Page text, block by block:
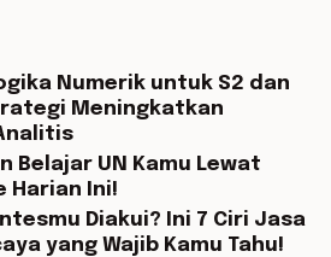
Numerik untuk S2 dan
Meningkatkan
Belajar UN Kamu Lewat
Harian Ini!
Diakui? Ini 7 Ciri Jasa
yang Wajib Kamu Tahu!